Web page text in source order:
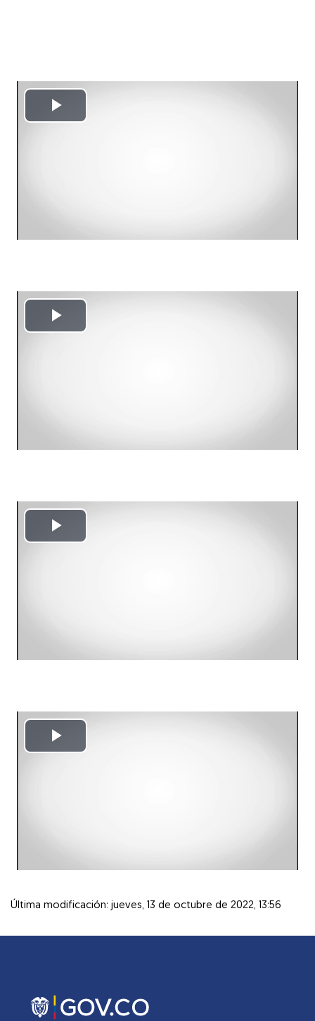
Reproducir
Reproducir
Reproducir
Reproducir
Última modificación: jueves, 13 de octubre de 2022, 13:56